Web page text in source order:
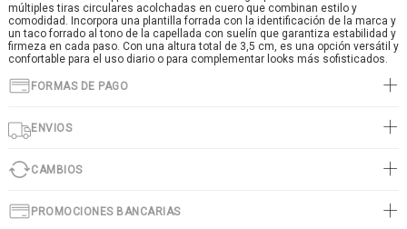
múltiples tiras circulares acolchadas en cuero que combinan estilo y
comodidad. Incorpora una plantilla forrada con la identificación de la marca y
un taco forrado al tono de la capellada con suelín que garantiza estabilidad y
firmeza en cada paso. Con una altura total de 3,5 cm, es una opción versátil y
confortable para el uso diario o para complementar looks más sofisticados.
FORMAS DE PAGO
ENVIOS
CAMBIOS
PROMOCIONES BANCARIAS